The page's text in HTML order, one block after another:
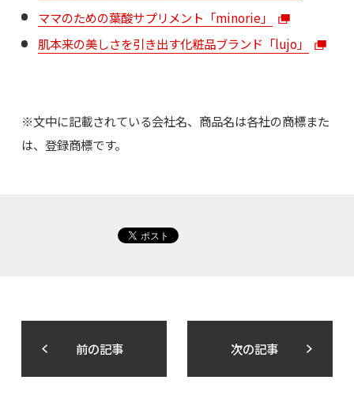
ママのための葉酸サプリメント「minorie」
肌本来の美しさを引き出す化粧品ブランド「lujo」
※文中に記載されている会社名、商品名は各社の商標また
は、登録商標です。
前の記事 次の記事